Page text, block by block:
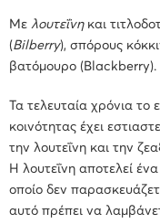
Με λουτεΐνηκαι
(Bilberry), σπόρους
βατόμουρο (Blackberry).
Τα τελευταία χρόνια το
κοινότητας έχει
την λουτεΐνη και την
Η λουτεΐνη αποτελεί
οποίο δεν
αυτό πρέπει να